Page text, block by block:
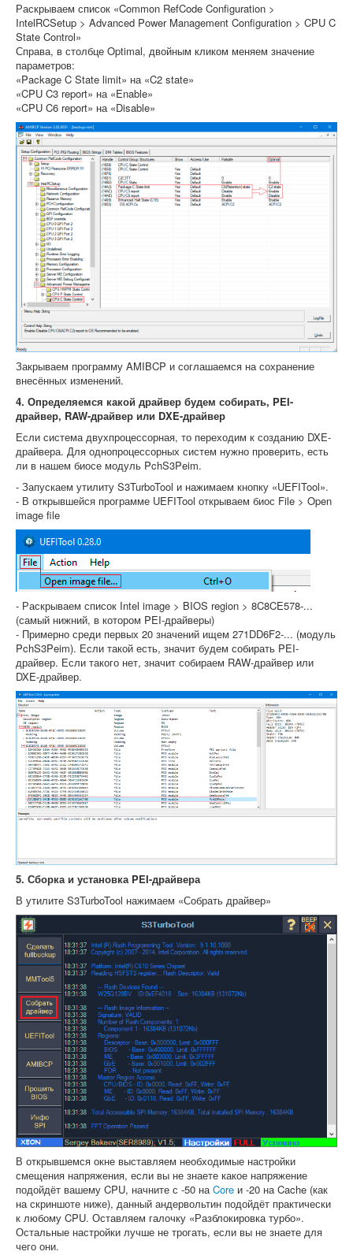
Раскрываем список «Common RefCode Configuration >
IntelRCSetup > Advanced Power Management Configuration > CPU C
State Control»
Справа, в столбце Optimal, двойным кликом меняем значение
параметров:
«Package C State limit» на «C2 state»
«CPU C3 report» на «Enable»
«CPU C6 report» на «Disable»
Закрываем программу AMIBCP и соглашаемся на сохранение
внесённых изменений.
4. Определяемся какой драйвер будем собирать, PEI-
драйвер, RAW-драйвер или DXE-драйвер
Если система двухпроцессорная, то переходим к созданию DXE-
драйвера. Для однопроцессорных систем нужно проверить, есть
ли в нашем биосе модуль PchS3Peim.
- Запускаем утилиту S3TurboTool и нажимаем кнопку «UEFITool».
- В открывшейся программе UEFITool открываем биос File > Open
image file
- Раскрываем список Intel image > BIOS region > 8C8CE578-...
(самый нижний, в котором PEI-драйверы)
- Примерно среди первых 20 значений ищем 271DD6F2-... (модуль
PchS3Peim). Если такой есть, значит будем собирать PEI-
драйвер. Если такого нет, значит собираем RAW-драйвер или
DXE-драйвер.
5. Сборка и установка PEI-драйвера
В утилите S3TurboTool нажимаем «Собрать драйвер»
В открывшемся окне выставляем необходимые настройки
смещения напряжения, если вы не знаете какое напряжение
подойдёт вашему CPU, начните с -50 наCore и -20 на Cache (как
на скриншоте ниже), данный андервольтин подойдёт практически
к любому CPU. Оставляем галочку «Разблокировка турбо».
Остальные настройки лучше не трогать, если вы не знаете для
чего они.